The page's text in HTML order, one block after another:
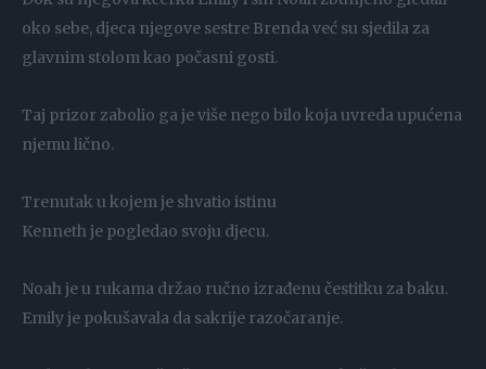
oko sebe, djeca njegove sestre Brenda već su sjedila za
glavnim stolom kao počasni gosti.
Taj prizor zabolio ga je više nego bilo koja uvreda upućena
njemu lično.
Trenutak u kojem je shvatio istinu
Kenneth je pogledao svoju djecu.
Noah je u rukama držao ručno izrađenu čestitku za baku.
Emily je pokušavala da sakrije razočaranje.